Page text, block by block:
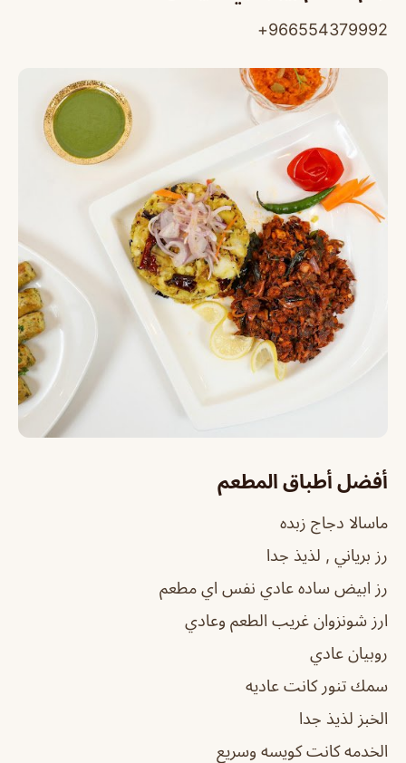
966554379992+
أفضل أطباق المطعم
ماسالا دجاج زبده
رز برياني , لذيذ جدا
رز ابيض ساده عادي نفس اي مطعم
ارز شونزوان غريب الطعم وعادي
روبيان عادي
سمك تنور كانت عاديه
الخبز لذيذ جدا
الخدمه كانت كويسه وسريع